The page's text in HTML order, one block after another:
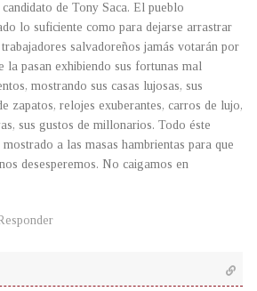
de Tony Saca. El pueblo
lo suficiente como para dejarse arrastrar
salvadoreños jamás votarán por
la pasan exhibiendo sus fortunas mal
mostrando sus casas lujosas, sus
zapatos, relojes exuberantes, carros de lujo,
sus gustos de millonarios. Todo éste
a las masas hambrientas para que
desesperemos. No caigamos en